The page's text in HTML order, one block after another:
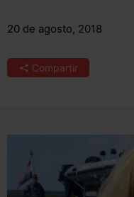
20 de agosto, 2018
Compartir